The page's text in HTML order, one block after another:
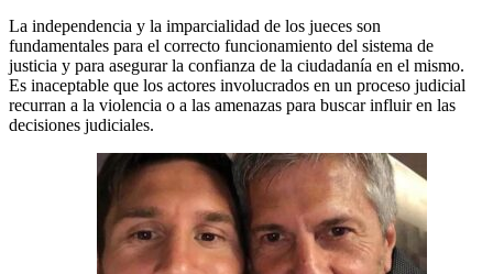
La independencia y la imparcialidad de los jueces son
fundamentales para el correcto funcionamiento del sistema de
justicia y para asegurar la confianza de la ciudadanía en el mismo.
Es inaceptable que los actores involucrados en un proceso judicial
recurran a la violencia o a las amenazas para buscar influir en las
decisiones judiciales.